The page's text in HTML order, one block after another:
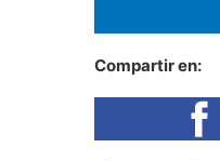
Compartir en: